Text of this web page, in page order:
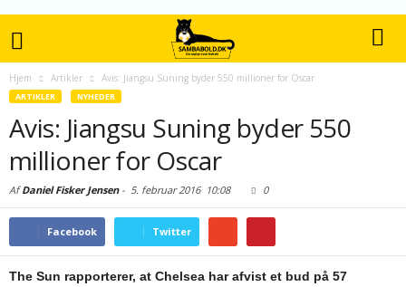
Hjem Artikler Avis: Jiangsu Suning byder 550 millioner for Oscar
ARTIKLER NYHEDER
Avis: Jiangsu Suning byder 550
millioner for Oscar
AfDaniel Fisker Jensen- 5. februar 201610:08 0
Facebook Twitter
The Sun rapporterer, at Chelsea har afvist et bud på 57